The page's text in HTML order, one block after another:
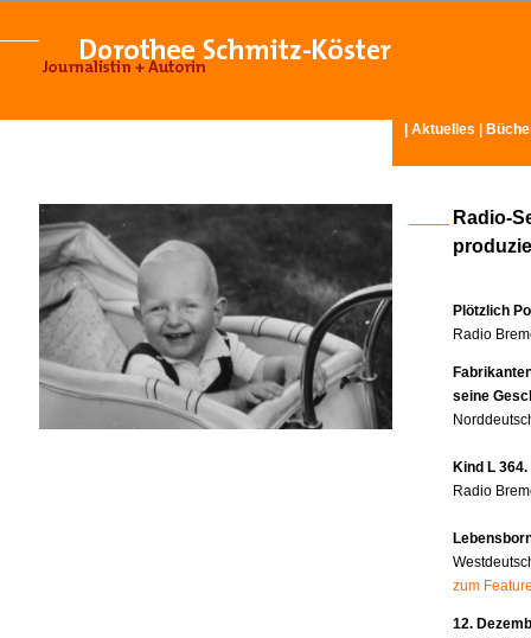
Aktuelles
Radio-
Plötzlich
Radio
seine
Kind L
Radio
zum
12.